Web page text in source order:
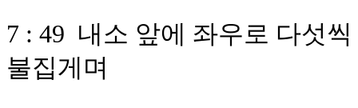
7 : 49 내소 앞에 좌우로 다섯
불집게며